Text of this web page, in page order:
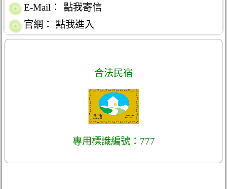
E-Mail：
點我寄信
官網：
點我進入
合法民宿
專用標識編號：777